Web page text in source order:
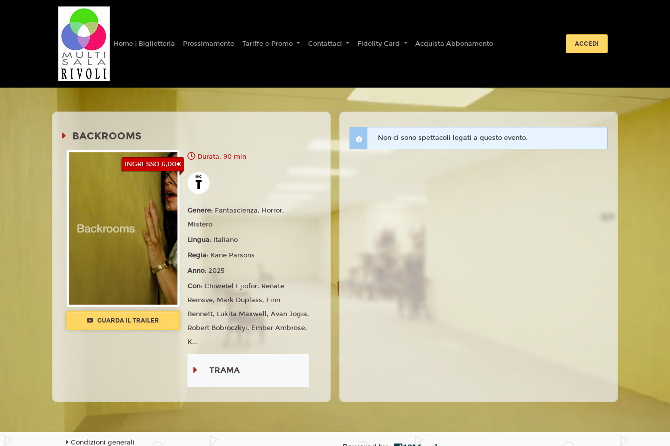
Home | Biglietteria Prossimamente Tariffe e Promo Contattaci Fidelity Card Acquista Abbonamento ACCEDI
BACKROOMS
INGRESSO 6,00€
GUARDA IL TRAILER
Durata: 90 min
Genere: Fantascienza, Horror,
Mistero
Lingua: Italiano
Regia: Kane Parsons
Anno:2025
Con:Chiwetel Ejiofor, Renate
Reinsve, Mark Duplass, Finn
Bennett, Lukita Maxwell, Avan Jogia,
Robert Bobroczkyi, Ember Ambrose,
K...
TRAMA
Non ci sono spettacoli legati a questo evento.
Condizioni generali